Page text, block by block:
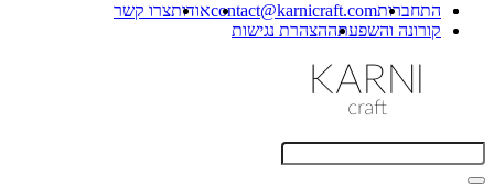
התחברותcontact@karnicraft.comאודותצרו קשר
קורונה והשפעתההצהרת נגישות